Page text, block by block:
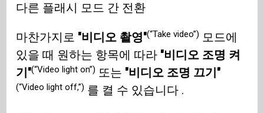
다른 플래시 모드 간 전환
마찬가지로 "비디오 촬영"(“Take video”) 모드에
있을 때 원하는 항목에 따라 "비디오 조명 켜
기"(“Video light on”) 또는 "비디오 조명 끄기"
(“Video light off,”) 를 켤 수 있습니다 .